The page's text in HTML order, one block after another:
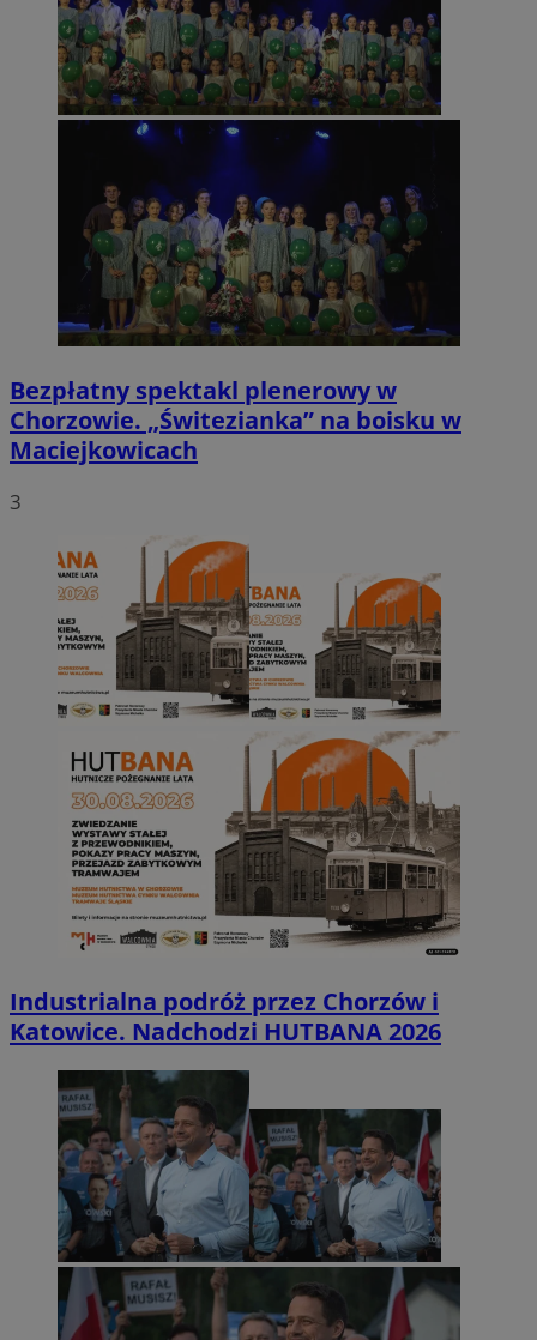
Bezpłatny spektakl plenerowy w
Chorzowie. „Świtezianka” na boisku w
Maciejkowicach
3
Industrialna podróż przez Chorzów i
Katowice. Nadchodzi HUTBANA 2026